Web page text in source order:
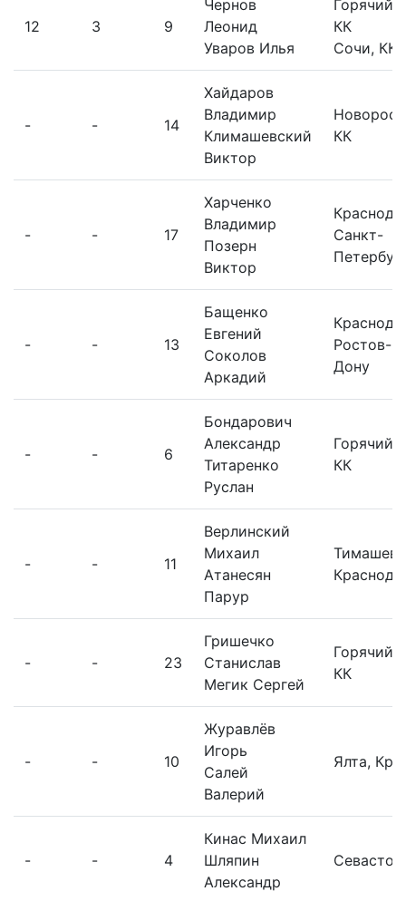
12 3 9
Чернов
Леонид
Уваров Илья
Горячий
КК
Сочи, КК
- - 14
Хайдаров
Владимир
Климашевский
Виктор
КК
- - 17
Харченко
Владимир
Позерн
Виктор
Санкт-
- - 13
Бащенко
Евгений
Соколов
Аркадий
Ростов-
Дону
- - 6
Бондарович
Александр
Титаренко
Руслан
Горячий
КК
- - 11
Верлинский
Михаил
Атанесян
Парур
- - 23
Гришечко
Станислав
Мегик Сергей
Горячий
КК
- - 10
Журавлёв
Игорь
Салей
Валерий
Ялта,
- - 4
Кинас Михаил
Шляпин
Александр